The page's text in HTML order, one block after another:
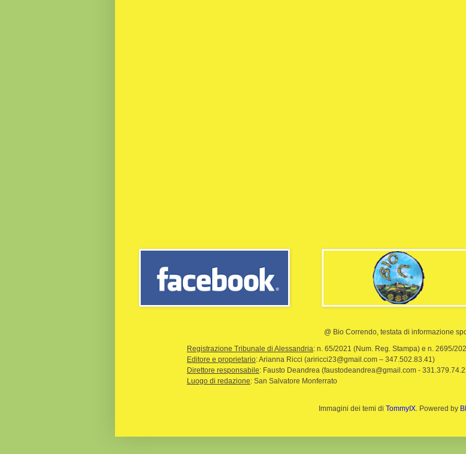
@ Bio Correndo, testata di informazione
Registrazione Tribunale di Alessandria: n. 65/2021 (Num. Reg. Stampa) e n. 2695/
Editore e proprietario: Arianna Ricci (ariricci23@gmail.com – 347.502.83.41)
Direttore responsabile: Fausto Deandrea (faustodeandrea@gmail.com -
Luogo di redazione: San Salvatore Monferrato
Immagini dei temi di TommyIX. Powered by